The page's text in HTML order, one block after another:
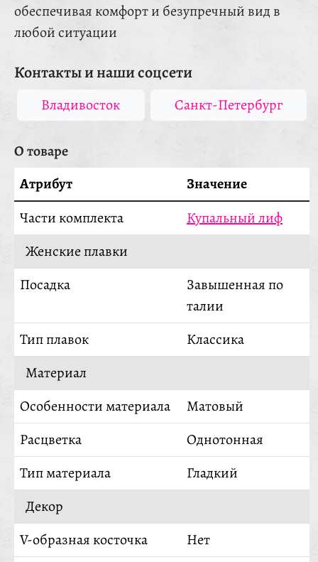
обеспечивая комфорт и безупречный вид в
любой ситуации
Контакты и наши соцсети
Владивосток Санкт-Петербург
О товаре
Атрибут
Значение
Части комплекта
Купальный лиф
Женские плавки
Посадка
Завышенная по
талии
Тип плавок
Классика
Материал
Особенности материала
Матовый
Расцветка
Однотонная
Тип материала
Гладкий
Декор
V-образная косточка
Нет